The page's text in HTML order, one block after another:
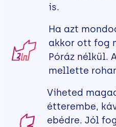
is.
Ha azt
akkor ott fog
Póráz nélkül.
mellette
Viheted
étterembe,
ebédre. Jól